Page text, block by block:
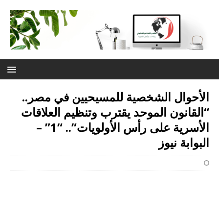
الأحوال الشخصية للمسيحيين في مصر..
“القانون الموحد يقترب وتنظيم العلاقات
الأسرية على رأس الأولويات”.. “1” –
البوابة نيوز